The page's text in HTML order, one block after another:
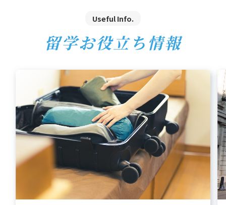
Useful Info.
留学お役立ち情報